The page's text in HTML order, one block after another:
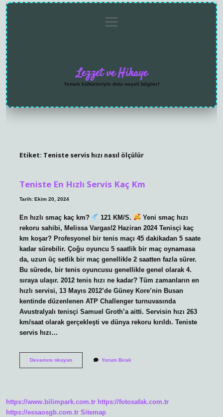
menüyü
aç
Lezzet ve Hikaye
Yemek kültürleriyle dolu neşeli bilgiler!
Etiket: Teniste servis hızı nasıl ölçülür
Teniste En Hızlı Servis Kaç Km
Tarih: Ekim 20, 2024
En hızlı smaç kaç km? 121 KM/S.
Yeni smaç hızı
rekoru sahibi, Melissa Vargas!2 Haziran 2024 Tenisçi kaç
km koşar? Profesyonel bir tenis maçı 45 dakikadan 5 saate
kadar sürebilir. Çoğu oyuncu 5 saatlik bir maç oynamasa
da, uzun üç setlik bir maç genellikle 2 saatten fazla sürer.
Bu sürede, bir tenis oyuncusu genellikle genel olarak 4.
sıraya ulaşır. 2012 tenis hızı ne kadar? Tüm zamanların en
hızlı servisi, 13 Mayıs 2012’de Güney Kore’nin Busan
kentinde düzenlenen ATP Challenger turnuvasında
Avustralyalı tenisçi Samuel Groth’a aitti. Servisin hızı 263
km/saat olarak gerçekleşti ve dünya rekoru kırıldı. Teniste
servis hızı…
Devamını okuyunTeniste
Yorum Bırak
https://www.bilimpark.com.tr https://fotosafak.com.tr
https://essaosgb.com.tr Sitemap